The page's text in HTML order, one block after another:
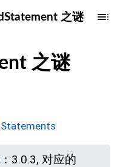
之谜
之谜
Statements
3.0.3, 对应的